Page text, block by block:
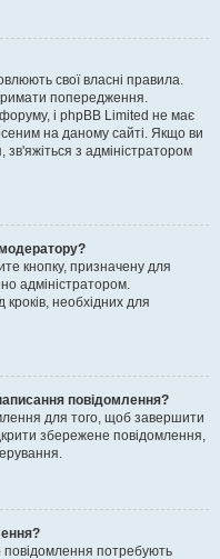
свої власні правила.
попередження.
і phpBB Limited не має
на даному сайті. Якщо ви
з адміністратором
кнопку, призначену для
адміністратором.
необхідних для
повідомлення?
для того, щоб завершити
збережене повідомлення,
потребують